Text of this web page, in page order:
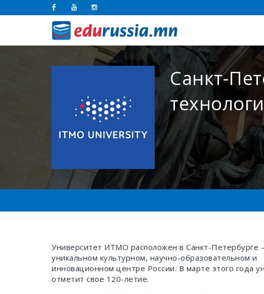
FacebookYoutubeInstagram
Санкт-
Университет ИТМО расположен в Санкт-Петербурге –
уникальном культурном, научно-образовательном и
инновационном центре России. В марте этого года
отметит свое 120-летие.